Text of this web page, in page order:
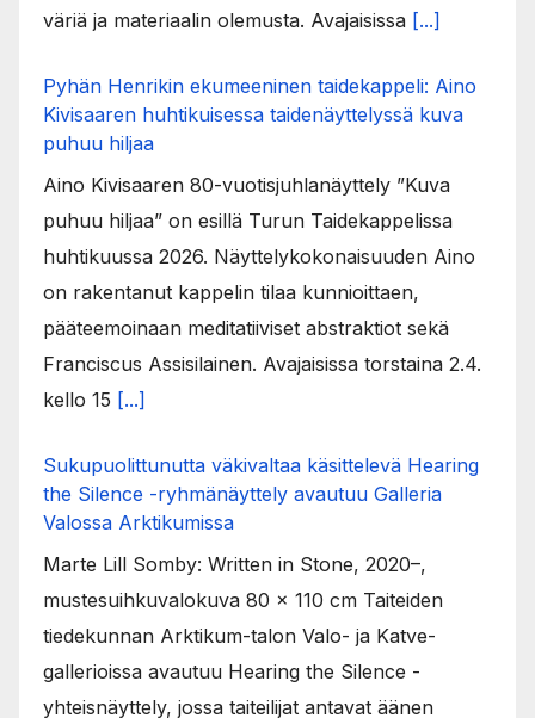
väriä ja materiaalin olemusta. Avajaisissa [...]
Pyhän Henrikin ekumeeninen taidekappeli: Aino
Kivisaaren huhtikuisessa taidenäyttelyssä kuva
puhuu hiljaa
Aino Kivisaaren 80-vuotisjuhlanäyttely ”Kuva
puhuu hiljaa” on esillä Turun Taidekappelissa
huhtikuussa 2026. Näyttelykokonaisuuden Aino
on rakentanut kappelin tilaa kunnioittaen,
pääteemoinaan meditatiiviset abstraktiot sekä
Franciscus Assisilainen. Avajaisissa torstaina 2.4.
kello 15 [...]
Sukupuolittunutta väkivaltaa käsittelevä Hearing
the Silence -ryhmänäyttely avautuu Galleria
Valossa Arktikumissa
Marte Lill Somby: Written in Stone, 2020–,
mustesuihkuvalokuva 80 x 110 cm Taiteiden
tiedekunnan Arktikum-talon Valo- ja Katve-
gallerioissa avautuu Hearing the Silence -
yhteisnäyttely, jossa taiteilijat antavat äänen